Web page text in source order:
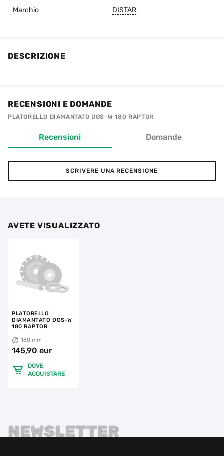
Marchio DISTAR
DESCRIZIONE
RECENSIONI E DOMANDE
PLATORELLO DIAMANTATO DGS-W 180 RAPTOR
Recensioni Domande
SCRIVERE UNA RECENSIONE
AVETE VISUALIZZATO
PLATORELLO
DIAMANTATO DGS-W
180 RAPTOR
180 mm
145,90 eur
DOVE
ACQUISTARE
NEWSLETTER